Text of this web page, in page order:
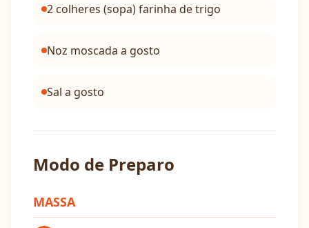
2 colheres (sopa) farinha de trigo
Noz moscada a gosto
Sal a gosto
Modo de Preparo
MASSA